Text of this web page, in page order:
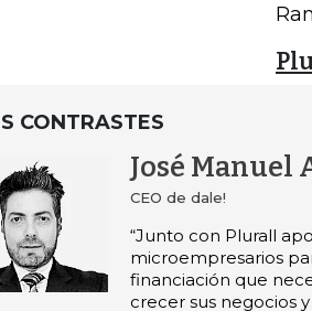
CONTRASTES
José Manuel
CEO de dale!
“Junto con Plurall
microempresarios
financiación que
crecer sus negocios